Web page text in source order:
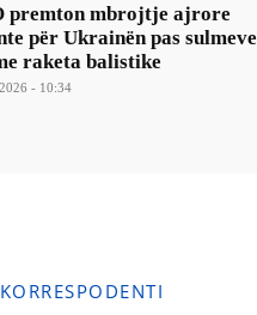
premton mbrojtje ajrore
për Ukrainën pas sulmeve
raketa balistike
- 10:34